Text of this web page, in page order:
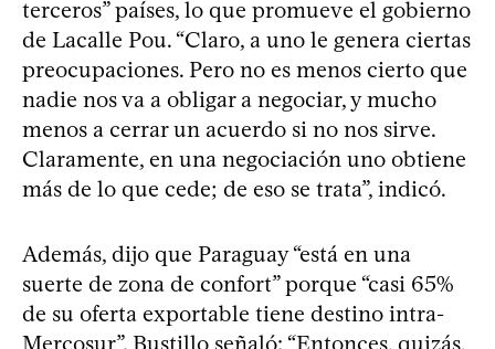
terceros” países, lo que promueve el gobierno
de Lacalle Pou. “Claro, a uno le genera ciertas
preocupaciones. Pero no es menos cierto que
nadie nos va a obligar a negociar, y mucho
menos a cerrar un acuerdo si no nos sirve.
Claramente, en una negociación uno obtiene
más de lo que cede; de eso se trata”, indicó.
Además, dijo que Paraguay “está en una
suerte de zona de confort” porque “casi 65%
de su oferta exportable tiene destino intra-
Mercosur”. Bustillo señaló: “Entonces, quizás,